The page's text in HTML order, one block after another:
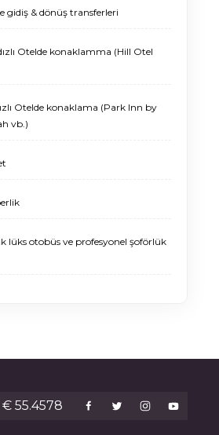
gidiş & dönüş transferleri
Otelde konaklamma (Hill Otel
Otelde konaklama (Park Inn by
vb.)
lüks otobüs ve profesyonel şoförlük
€ 55.4578